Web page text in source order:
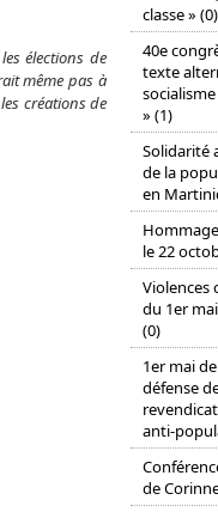
élections de
même pas à
créations de
classe » (0)
40e
texte
» (1)
Solidarité
de la
en
le 22
Violences
du 1er
(0)
1er mai
défense
anti-
de